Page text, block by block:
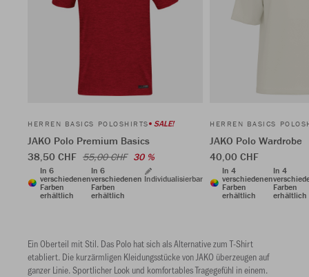
HERREN BASICS POLOSHIRTS SALE!
JAKO Polo Premium Basics
38,50 CHF 55,00 CHF 30 %
In 6
verschiedenen
Farben
erhältlich
In 6
verschiedenen
Farben
erhältlich
Individualisierbar
HERREN BASICS
JAKO Polo Wardrobe
40,00 CHF
In 4
verschiedenen
Farben
erhältlich
In 4
Farben
erhältlich
Ein Oberteil mit Stil. Das Polo hat sich als Alternative zum T-Shirt
etabliert. Die kurzärmligen Kleidungsstücke von JAKO überzeugen auf
ganzer Linie. Sportlicher Look und komfortables Tragegefühl in einem.